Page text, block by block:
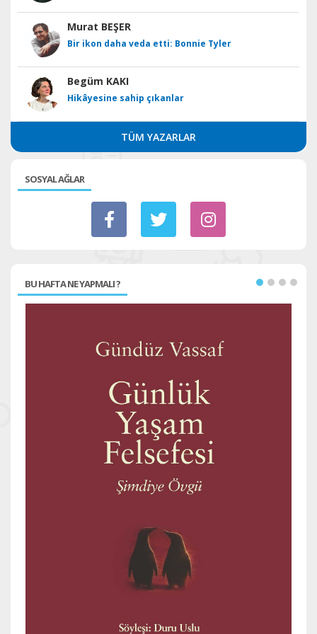
Murat BEŞER
Bir ikon daha veda etti: Bonnie Tyler
Begüm KAKI
Hikâyesine sahip çıkanlar
TÜM YAZARLAR
SOSYAL AĞLAR
BU HAFTA NE YAPMALI ?